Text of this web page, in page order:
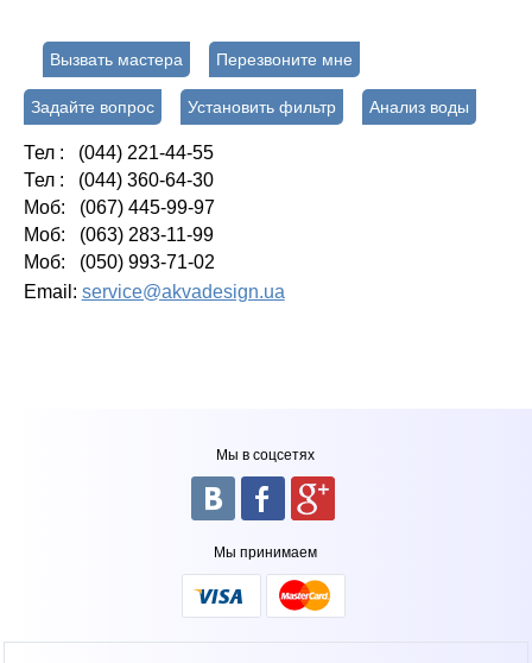
Вызвать мастера Перезвоните мне
Задайте вопрос Установить фильтр Анализ воды
Тел : (044) 221-44-55
Тел : (044) 360-64-30
Моб: (067) 445-99-97
Моб: (063) 283-11-99
Моб: (050) 993-71-02
Email: service@akvadesign.ua
Мы в соцсетях
Мы принимаем